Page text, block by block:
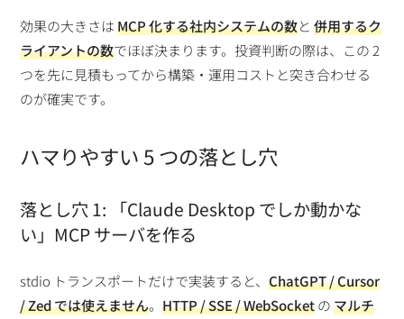
効果の大きさはMCP 化する社内システムの数と併用するク
ライアントの数でほぼ決まります。投資判断の際は、この 2
つを先に見積もってから構築・運用コストと突き合わせる
のが確実です。
ハマりやすい 5 つの落とし穴
落とし穴 1: 「Claude Desktop でしか動かな
い」MCP サーバを作る
stdio トランスポートだけで実装すると、ChatGPT / Cursor
/ Zed では使えません。HTTP / SSE / WebSocketのマルチ